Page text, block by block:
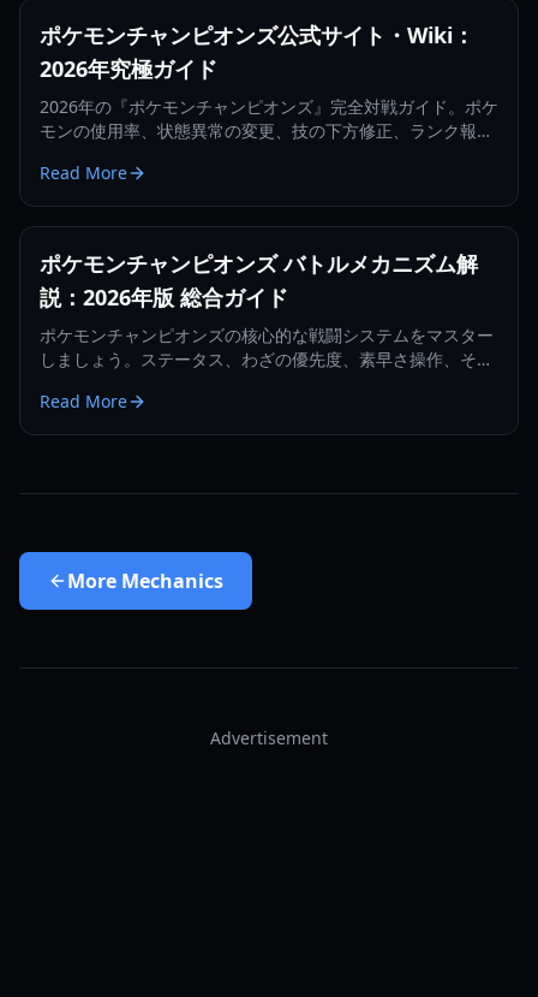
ポケモンチャンピオンズ公式サイト・Wiki：
2026年究極ガイド
2026年の『ポケモンチャンピオンズ』完全対戦ガイド。ポケ
モンの使用率、状態異常の変更、技の下方修正、ランク報酬
Read More
ポケモンチャンピオンズ バトルメカニズム解
説：2026年版 総合ガイド
ポケモンチャンピオンズの核心的な戦闘システムをマスター
しましょう。ステータス、わざの優先度、素早さ操作、そし
ます。
Read More
More Mechanics
Advertisement